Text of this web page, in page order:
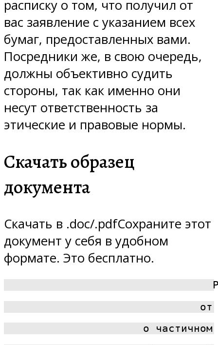
расписку о том, что получил от
вас заявление с указанием всех
бумаг, предоставленных вами.
Посредники же, в свою очередь,
должны объективно судить
стороны, так как именно они
несут ответственность за
этические и правовые нормы.
Скачать образец
документа
Скачать в .doc/.pdfСохраните этот
документ у себя в удобном
формате. Это бесплатно.
от
о частичном